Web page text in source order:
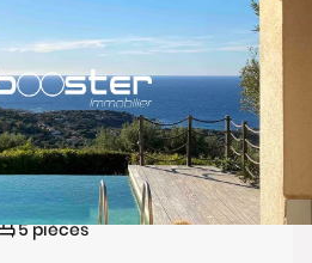
5pièces